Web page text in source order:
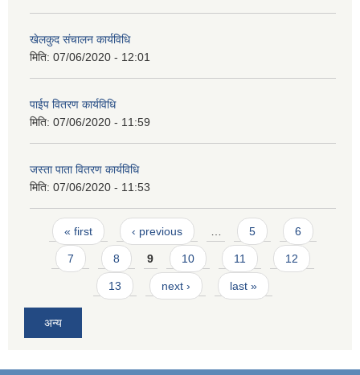
खेलकुद संचालन कार्यविधि
मिति: 07/06/2020 - 12:01
पाईप वितरण कार्यविधि
मिति: 07/06/2020 - 11:59
जस्ता पाता वितरण कार्यविधि
मिति: 07/06/2020 - 11:53
Pages
« first ‹ previous 5 6
7 8 9 10 11 12
13 next › last »
अन्य